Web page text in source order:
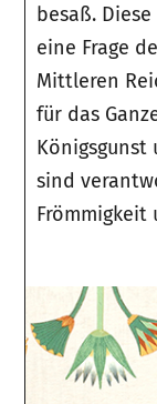
besaß.
eine Frage
Mittleren
für das
Königsgunst
sind
Frömmigkeit